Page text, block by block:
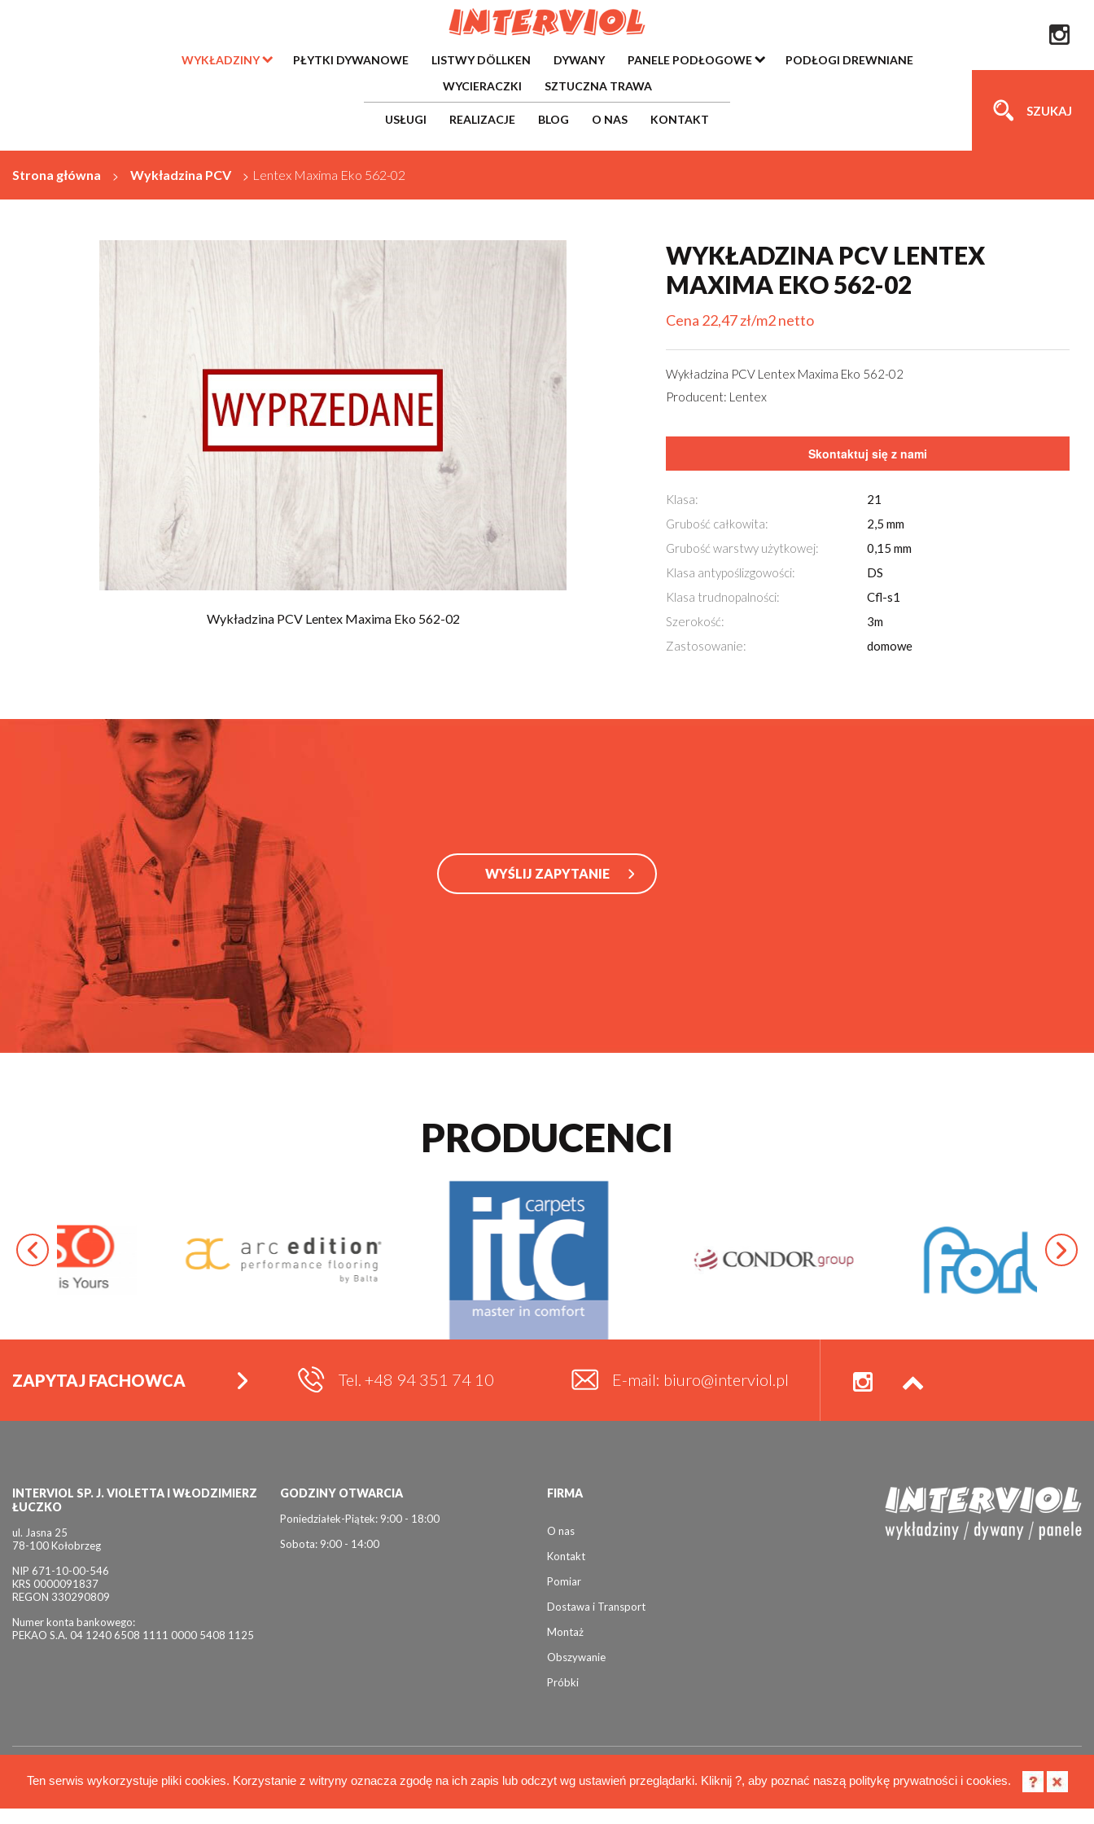
WYKŁADZINY PŁYTKI DYWANOWE LISTWY DÖLLKEN DYWANY PANELE PODŁOGOWE
PODŁOGI DREWNIANE
WYCIERACZKI
SZTUCZNA TRAWA
USŁUGI REALIZACJE BLOG O NAS KONTAKT
SZUKAJ
Strona główna > Wykładzina PCV > Lentex Maxima Eko 562-02
Wykładzina PCV Lentex Maxima Eko 562-02
WYKŁADZINA PCV LENTEX
MAXIMA EKO 562-02
Cena 22,47 zł/m2 netto
Wykładzina PCV Lentex Maxima Eko 562-02
Producent: Lentex
Skontaktuj się z nami
Klasa:
21
Grubość całkowita:
2,5 mm
Grubość warstwy użytkowej:
0,15 mm
Klasa antypoślizgowości:
DS
Klasa trudnopalności:
Cfl-s1
Szerokość:
3m
Zastosowanie:
domowe
WYŚLIJ ZAPYTANIE
PRODUCENCI
ZAPYTAJ FACHOWCA Tel. +48 94 351 74 10 E-mail: biuro@interviol.pl
INTERVIOL SP. J. VIOLETTA I WŁODZIMIERZ
ŁUCZKO
ul. Jasna 25
78-100 Kołobrzeg
NIP 671-10-00-546
KRS 0000091837
REGON 330290809
Numer konta bankowego:
PEKAO S.A. 04 1240 6508 1111 0000 5408 1125
GODZINY OTWARCIA
Poniedziałek-Piątek: 9:00 - 18:00
Sobota: 9:00 - 14:00
FIRMA
O nas
Kontakt
Pomiar
Dostawa i Transport
Montaż
Obszywanie
Próbki
© 2026 Interviol Polityka cookies
Ten serwis wykorzystuje pliki cookies. Korzystanie z witryny oznacza zgodę na ich zapis lub odczyt wg ustawień przeglądarki. Kliknij ?, aby poznać naszą politykę prywatności i cookies.